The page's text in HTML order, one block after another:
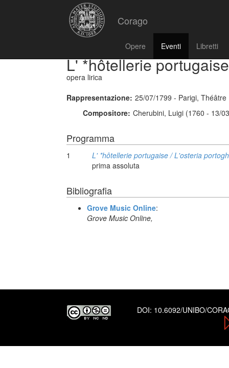
Corago
Opere Eventi Libretti
L' *hôtellerie portugaise
opera lirica
Rappresentazione: 25/07/1799 - Parigi, Théâtre
Compositore: Cherubini, Luigi (1760 - 13/
Programma
1
L' *hôtellerie portugaise / L'osteria
prima assoluta
Bibliografia
Grove Music Online:
Grove Music Online,
DOI: 10.6092/UNIBO/